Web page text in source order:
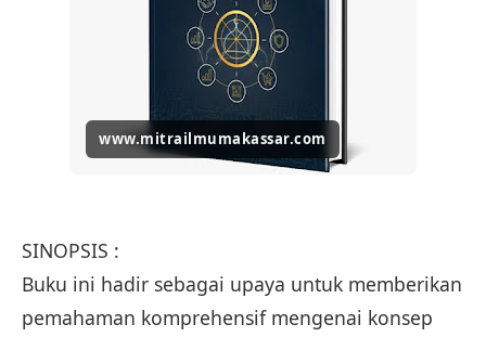
www.mitrailmumakassar.com
SINOPSIS :
Buku ini hadir sebagai upaya untuk memberikan
pemahaman komprehensif mengenai konsep